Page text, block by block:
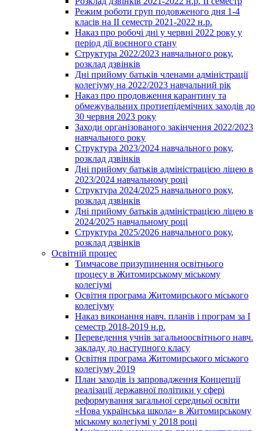
Режим роботи груп подовженого дня 1-4
класів на ІІ семестр 2021-2022 н.р.
Наказ про робочі дні у червні 2022 року у
період дії воєнного стану
Структура 2022/2023 навчального року,
розклад дзвінків
Дні прийому батьків членами адміністрації
колегіуму на 2022/2023 навчальний рік
Наказ про продовження карантину та
обмежувальних протиепідемічних заходів до
30 червня 2023 року
Заходи організованого закінчення 2022/2023
навчального року
Структура 2023/2024 навчального року,
розклад дзвінків
Дні прийому батьків адміністрацією ліцею в
2023/2024 навчальному році
Структура 2024/2025 навчального року,
розклад дзвінків
Дні прийому батьків адміністрацією ліцею в
2024/2025 навчальному році
Структура 2025/2026 навчального року,
розклад дзвінків
Освітній процес
Тимчасове призупинення освітнього
процесу в Житомирському міському
колегіумі
Освітня програма Житомирського міського
колегіуму
Наказ виконання навч. планів і програм за І
семестр 2018-2019 н.р.
Переведення учнів загальноосвітнього навч.
закладу до наступного класу
Освітня програма Житомирського міського
колегіуму 2019
План заходів із запровадження Концепції
реалізації державної політики у сфері
реформування загальної середньої освіти
«Нова українська школа» в Житомирському
міському колегіумі у 2018 році